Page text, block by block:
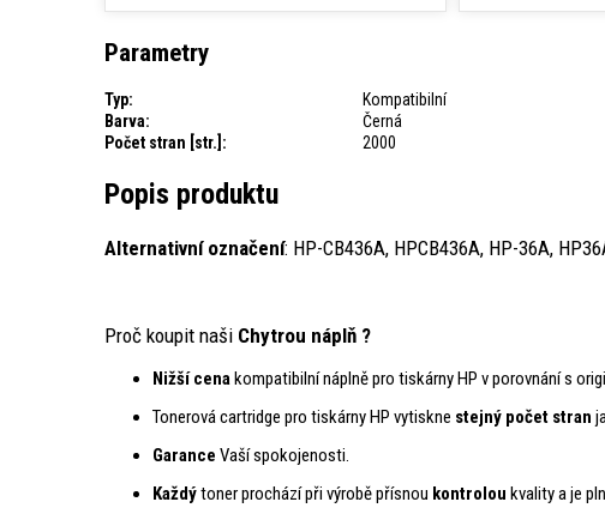
Parametry
Typ:
Kompatibilní
Barva:
Černá
Počet stran [str.]:
2000
Popis produktu
Alternativní označení: HP-CB436A, HPCB436A, HP-36A,
Proč koupit naši Chytrou náplň ?
Nižší cena kompatibilní náplně pro tiskárny HP v porovnání s
Tonerová cartridge pro tiskárny HP vytiskne stejný počet stran
Garance Vaší spokojenosti.
Každýtoner prochází při výrobě přísnou kontrolou kvality a je